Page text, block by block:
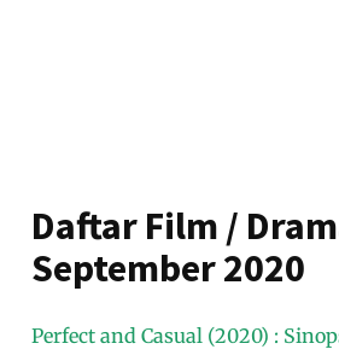
Daftar Film /
September 2020
Perfect and Casual (2020) :